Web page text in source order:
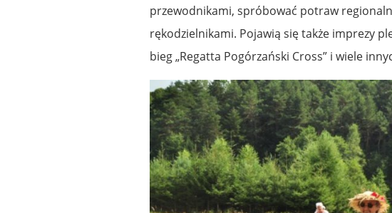
przewodnikami, spróbować potraw
rękodzielnikami. Pojawią się także imprezy
bieg „Regatta Pogórzański Cross” i wiele